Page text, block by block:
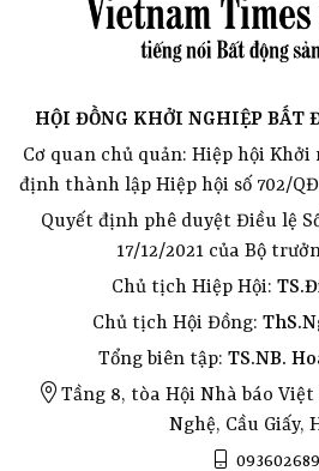
HỘI ĐỒNG KHỞI NGHIỆP BẤT
Cơ quan chủ quản: Hiệp hội Khởi
định thành lập Hiệp hội số 702/
Quyết định phê duyệt Điều lệ
17/12/2021 của Bộ
Chủ tịch Hiệp Hội:
Chủ tịch Hội Đồng:
Tổng biên tập: TS.NB.
Tầng 8, tòa Hội Nhà báo
Nghệ, Cầu Giấy,